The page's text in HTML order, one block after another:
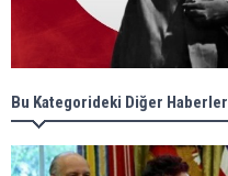
Bu Kategorideki Diğer Haberler